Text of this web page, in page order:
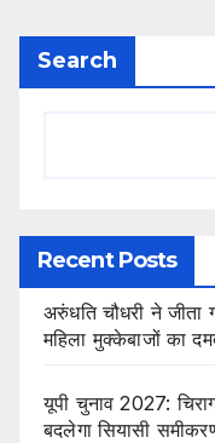
Search
Recent Posts
अरुंधति चौधरी ने जीता
महिला मुक्केबाजों का
यूपी चुनाव 2027:
बदलेगा सियासी